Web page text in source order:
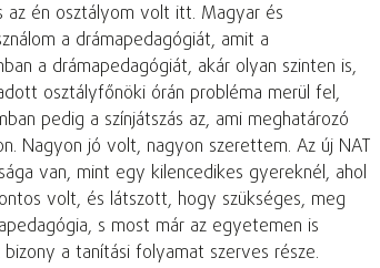
az én osztályom volt itt. Magyar és
a drámapedagógiát, amit a
a drámapedagógiát, akár olyan szinten is,
osztályfőnöki órán probléma merül fel,
pedig a színjátszás az, ami meghatározó
Nagyon jó volt, nagyon szerettem. Az új NAT
van, mint egy kilencedikes gyereknél, ahol
volt, és látszott, hogy szükséges, meg
s most már az egyetemen is
a tanítási folyamat szerves része.